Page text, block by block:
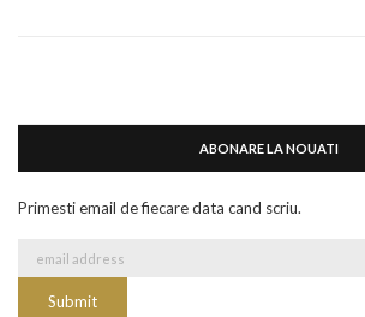
ABONARE LA NOUATI
Primesti email de fiecare data cand scriu.